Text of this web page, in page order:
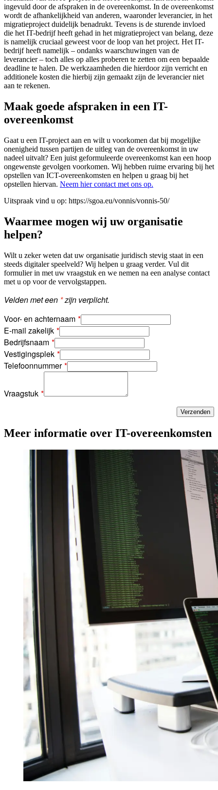
ingevuld door de afspraken in de overeenkomst. In de overeenkomst
wordt de afhankelijkheid van anderen, waaronder leverancier, in het
migratieproject duidelijk benadrukt. Tevens is de sturende invloed
die het IT-bedrijf heeft gehad in het migratieproject van belang, deze
is namelijk cruciaal geweest voor de loop van het project. Het IT-
bedrijf heeft namelijk – ondanks waarschuwingen van de
leverancier – toch alles op alles proberen te zetten om een bepaalde
deadline te halen. De werkzaamheden die hierdoor zijn verricht en
additionele kosten die hierbij zijn gemaakt zijn de leverancier niet
aan te rekenen.
Maak goede afspraken in een IT-
overeenkomst
Gaat u een IT-project aan en wilt u voorkomen dat bij mogelijke
onenigheid tussen partijen de uitleg van de overeenkomst in uw
nadeel uitvalt? Een juist geformuleerde overeenkomst kan een hoop
ongewenste gevolgen voorkomen. Wij hebben ruime ervaring bij het
opstellen van ICT-overeenkomsten en helpen u graag bij het
opstellen hiervan. Neem hier contact met ons op.
Uitspraak vind u op: https://sgoa.eu/vonnis/vonnis-50/
Waarmee mogen wij uw organisatie
helpen?
Wilt u zeker weten dat uw organisatie juridisch stevig staat in een
steeds digitaler speelveld? Wij helpen u graag verder. Vul dit
formulier in met uw vraagstuk en we nemen na een analyse contact
met u op voor de vervolgstappen.
Velden met een *zijn verplicht.
Voor- en achternaam
E-mail zakelijk
Bedrijfsnaam
Vestigingsplek
Telefoonnummer
Vraagstuk
Verzenden
Meer informatie over IT-overeenkomsten